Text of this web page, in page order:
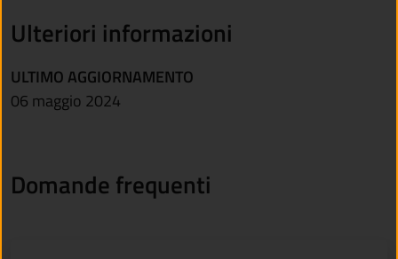
Ulteriori informazioni
ULTIMO AGGIORNAMENTO
06 maggio 2024
Domande frequenti